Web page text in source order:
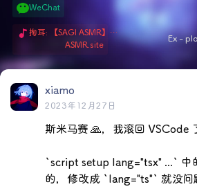
Ex -
WeChat
掏耳: 【SAGI ASMR】今天就由阿米娅给博士掏耳吧「耳勺x鹅毛棒x吹气」 Hi-Res无损助眠 + 单刷: ASMR 精选4.0｜ 陪伴天花板 ✦扶扶の温柔哄睡 ✦ 顶级道具和语气词的交融 ✦ 扶桑大红花、
ASMR.site
xiamo
2023年12月27日
斯米马赛 🙏，我滚回 VSCode
`script setup lang="tsx" ...` 中
的，修改成 `lang="ts"` 就没问